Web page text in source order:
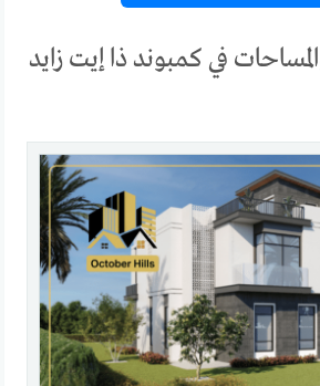
في كمبوند ذا إيت زايد